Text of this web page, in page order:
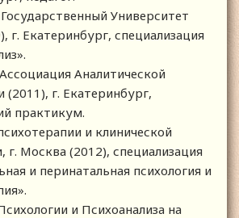
Университет
г. Екатеринбург, специализация
Аналитической
(2011), г. Екатеринбург,
практикум.
и клинической
г. Москва (2012), специализация
и перинатальная психология и
и Психоанализа на